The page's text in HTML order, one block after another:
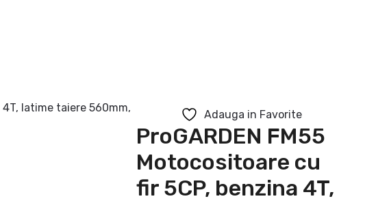
Adauga in Favorite
ProGARDEN FM55
Motocositoare cu
fir 5CP, benzina 4T,